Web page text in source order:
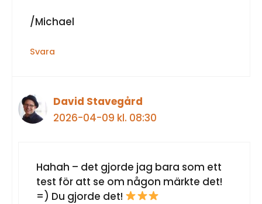
/Michael
Svara
David Stavegård
2026-04-09 kl. 08:30
Hahah – det gjorde jag bara som ett
test för att se om någon märkte det!
=) Du gjorde det!